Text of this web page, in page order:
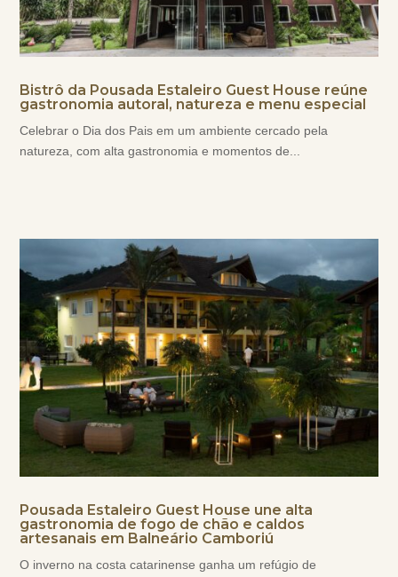
Bistrô da Pousada Estaleiro Guest House reúne
gastronomia autoral, natureza e menu especial
Celebrar o Dia dos Pais em um ambiente cercado pela
natureza, com alta gastronomia e momentos de...
Pousada Estaleiro Guest House une alta
gastronomia de fogo de chão e caldos
artesanais em Balneário Camboriú
O inverno na costa catarinense ganha um refúgio de